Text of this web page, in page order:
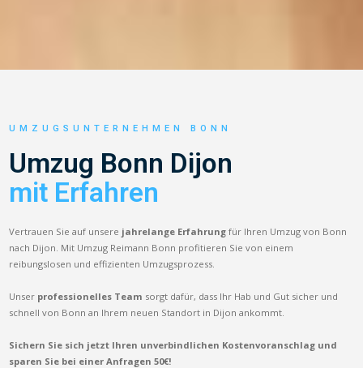
UMZUGSUNTERNEHMEN BONN
Umzug Bonn Dijon
mit Erfahren
Vertrauen Sie auf unsere jahrelange Erfahrung für Ihren Umzug von Bonn
nach Dijon. Mit Umzug Reimann Bonn profitieren Sie von einem
reibungslosen und effizienten Umzugsprozess.
Unser professionelles Team sorgt dafür, dass Ihr Hab und Gut sicher und
schnell von Bonn an Ihrem neuen Standort in Dijon ankommt.
Sichern Sie sich jetzt Ihren unverbindlichen Kostenvoranschlag und
sparen Sie bei einer Anfragen 50€!